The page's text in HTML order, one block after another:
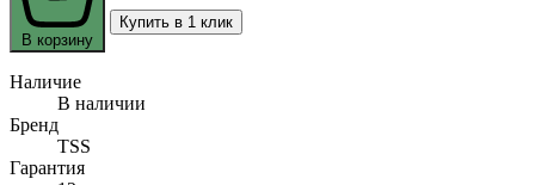
В корзину
Купить в 1 клик
Наличие
В наличии
Бренд
TSS
Гарантия